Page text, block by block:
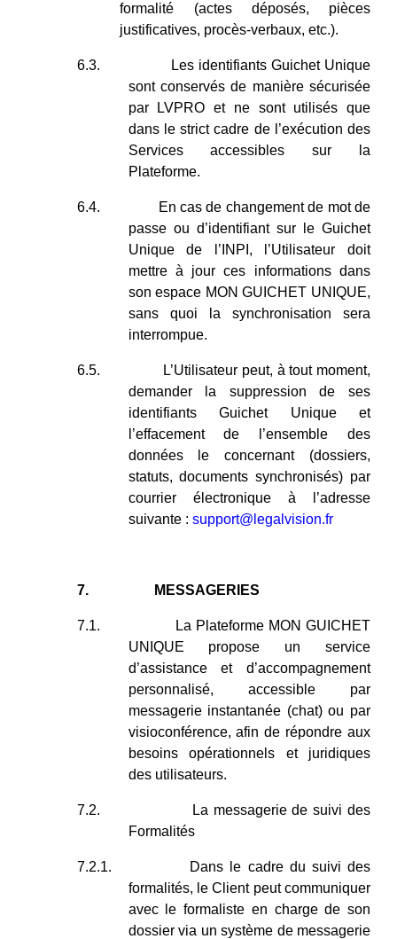
formalité (actes déposés, pièces
justificatives, procès-verbaux, etc.).
6.3.
Les identifiants Guichet Unique
sont conservés de manière sécurisée
par LVPRO et ne sont utilisés que
dans le strict cadre de l’exécution des
Services accessibles sur la
Plateforme.
6.4.
En cas de changement de mot de
passe ou d’identifiant sur le Guichet
Unique de l’INPI, l’Utilisateur doit
mettre à jour ces informations dans
son espace MON GUICHET UNIQUE,
sans quoi la synchronisation sera
interrompue.
6.5.
L’Utilisateur peut, à tout moment,
demander la suppression de ses
identifiants Guichet Unique et
l’effacement de l’ensemble des
données le concernant (dossiers,
statuts, documents synchronisés) par
courrier électronique à l’adresse
suivante : support@legalvision.fr
7. MESSAGERIES
7.1.
La Plateforme MON GUICHET
UNIQUE propose un service
d’assistance et d’accompagnement
personnalisé, accessible par
messagerie instantanée (chat) ou par
visioconférence, afin de répondre aux
besoins opérationnels et juridiques
des utilisateurs.
7.2.
La messagerie de suivi des
Formalités
7.2.1.
Dans le cadre du suivi des
formalités, le Client peut communiquer
avec le formaliste en charge de son
dossier via un système de messagerie